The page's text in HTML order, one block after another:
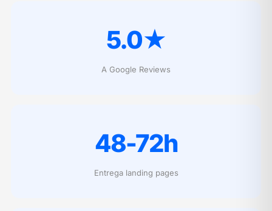
5.0★
A Google Reviews
48-72h
Entrega landing pages